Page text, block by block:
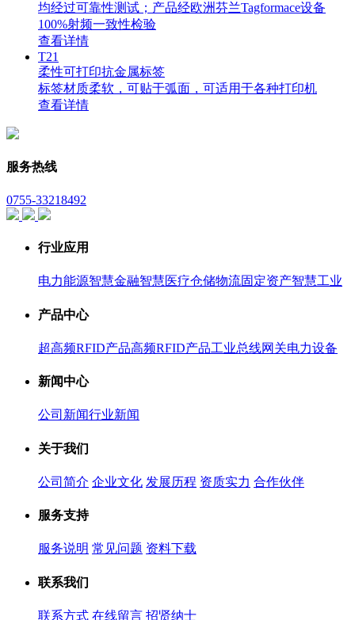
均经过可靠性测试；产品经欧洲芬兰Tagformace设备
100%射频一致性检验
查看详情
T21
柔性可打印抗金属标签
标签材质柔软，可贴于弧面，可适用于各种打印机
查看详情
服务热线
0755-33218492
行业应用
电力能源智慧金融智慧医疗仓储物流固定资产智慧工业
产品中心
超高频RFID产品高频RFID产品工业总线网关电力设备
新闻中心
公司新闻行业新闻
关于我们
公司简介 企业文化 发展历程 资质实力 合作伙伴
服务支持
服务说明 常见问题 资料下载
联系我们
联系方式 在线留言 招贤纳士